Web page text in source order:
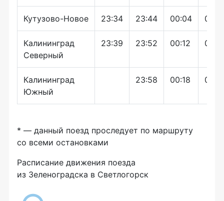
Кутузово-Новое 23:34 23:44 00:04
Калининград
Северный
23:39 23:52 00:12
Калининград
Южный
23:58 00:18
* — данный поезд проследует по маршруту
со всеми остановками
Расписание движения поезда
из Зеленоградска в Светлогорск